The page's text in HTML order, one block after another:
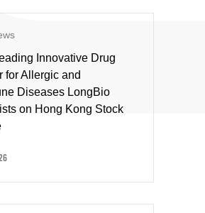
Innovative Drug
for Allergic and
Diseases LongBio
on Hong Kong Stock